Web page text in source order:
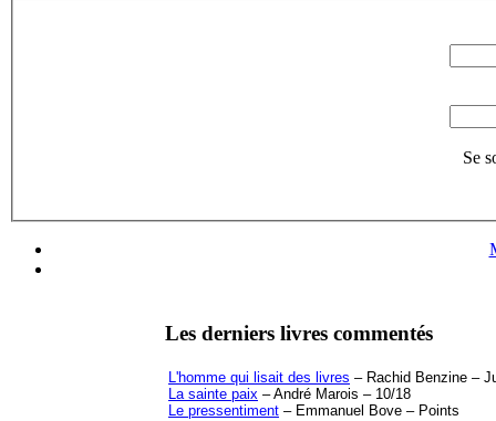
Se
Les derniers livres commentés
L'homme qui lisait des livres – Rachid Benzine –
La sainte paix – André Marois – 10/18
Le pressentiment – Emmanuel Bove – Points